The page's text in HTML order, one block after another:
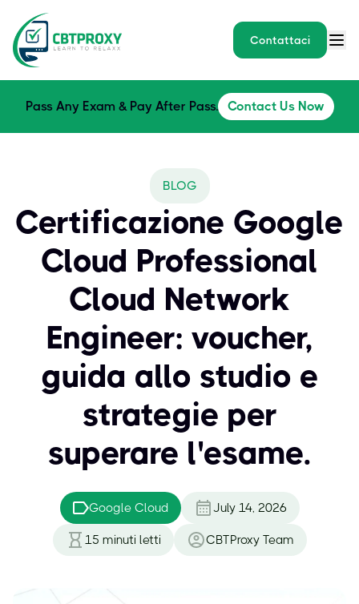
Contattaci
Pass Any Exam & Pay After Pass. Contact Us Now
BLOG
Certificazione Google
Cloud Professional
Cloud Network
Engineer: voucher,
guida allo studio e
strategie per
superare l'esame.
Google Cloud July 14, 2026
15 minuti letti CBTProxy Team